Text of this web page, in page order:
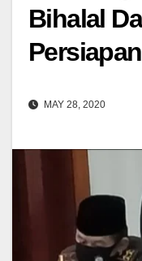
Bihalal
MAY 28, 2020